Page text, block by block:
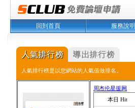
回到首頁 服務說明
人氣排行榜是以您網站的人氣值做排名。
周杰伦星援网
本日 Hit